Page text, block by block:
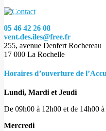
05 46 42 26 08
vent.des.iles@free.fr
255, avenue Denfert Rochereau
17 000 La Rochelle
Horaires d’ouverture de
Lundi, Mardi et Jeudi
De 09h00 à 12h00 et de 14h00
Mercredi